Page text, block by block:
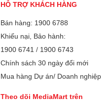
HỖ TRỢ KHÁCH HÀNG
Bán hàng: 1900 6788
Khiếu nại, Bảo hành:
1900 6741 / 1900 6743
Chính sách 30 ngày đổi mới
Mua hàng Dự án/ Doanh nghiệp
Theo dõi MediaMart trên